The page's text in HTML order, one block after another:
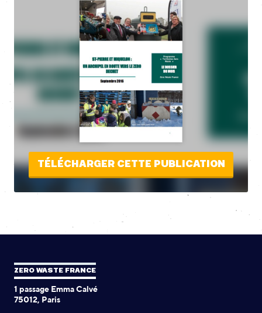
TÉLÉCHARGER CETTE PUBLICATION
ZERO WASTE FRANCE
1 passage Emma Calvé
75012, Paris